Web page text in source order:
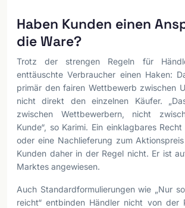
Haben Kunden einen
die Ware?
Trotz der strengen Regeln für
enttäuschte Verbraucher einen Haken:
primär den fairen Wettbewerb zwischen
nicht direkt den einzelnen Käufer.
zwischen Wettbewerbern, nicht
Kunde“, so Karimi. Ein einklagbares
oder eine Nachlieferung zum
Kunden daher in der Regel nicht. Er ist
Marktes angewiesen.
Auch Standardformulierungen wie „Nur
reicht“ entbinden Händler nicht von der